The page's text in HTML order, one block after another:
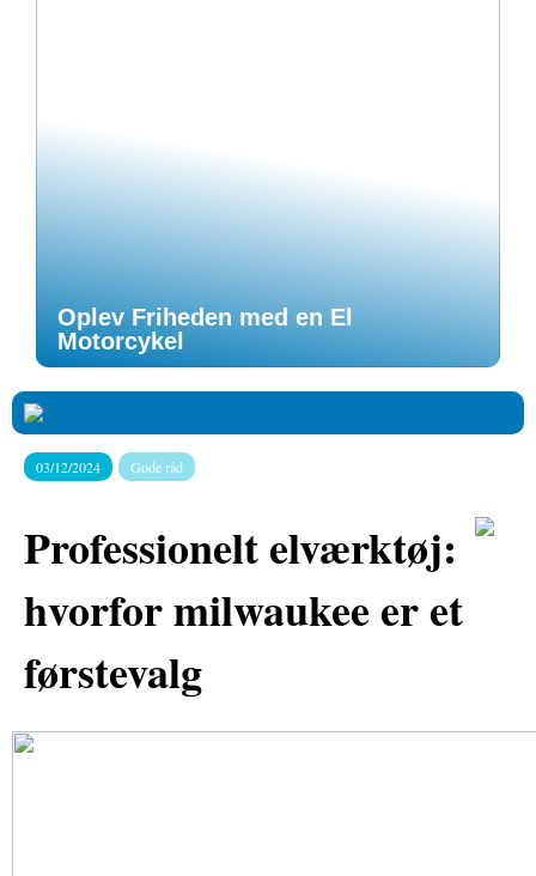
Oplev Friheden med en El
Motorcykel
03/12/2024 Gode råd
Professionelt elværktøj:
hvorfor milwaukee er et
førstevalg